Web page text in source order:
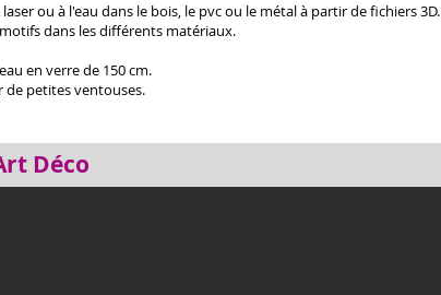
ou à l'eau dans le bois, le pvc ou le métal à partir de fichiers 3D.
dans les différents matériaux.
en verre de 150 cm.
de petites ventouses.
Déco